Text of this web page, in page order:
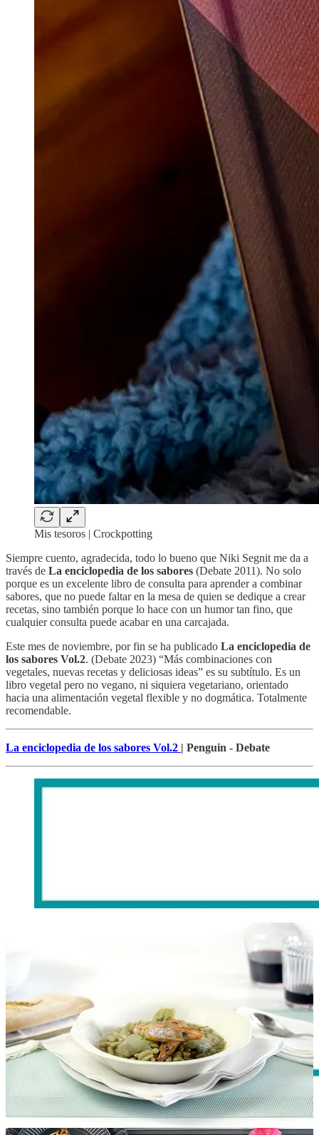
Mis tesoros | Crockpotting
Siempre cuento, agradecida, todo lo bueno que Niki Segnit me da a
través de La enciclopedia de los sabores (Debate 2011). No solo
porque es un excelente libro de consulta para aprender a combinar
sabores, que no puede faltar en la mesa de quien se dedique a crear
recetas, sino también porque lo hace con un humor tan fino, que
cualquier consulta puede acabar en una carcajada.
Este mes de noviembre, por fin se ha publicado La enciclopedia de
los sabores Vol.2. (Debate 2023) “Más combinaciones con
vegetales, nuevas recetas y deliciosas ideas” es su subtítulo. Es un
libro vegetal pero no vegano, ni siquiera vegetariano, orientado
hacia una alimentación vegetal flexible y no dogmática. Totalmente
recomendable.
La enciclopedia de los sabores Vol.2 | Penguin - Debate
Desayuno de la semana:Plum cake
Lunes